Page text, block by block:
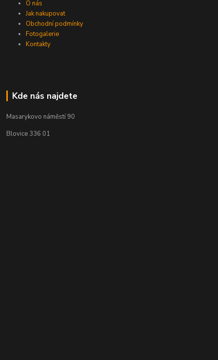
O nás
Jak nakupovat
Obchodní podmínky
Fotogalerie
Kontakty
Kde nás najdete
Masarykovo náměstí 90
Blovice 336 01